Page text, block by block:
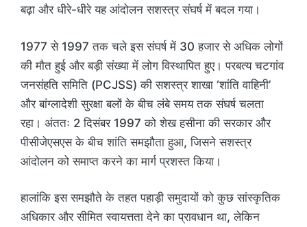
बढ़ा और धीरे-धीरे यह आंदोलन सशस्त्र संघर्ष में बदल गया।
1977 से 1997 तक चले इस संघर्ष में 30 हजार से अधिक लोगों
की मौत हुई और बड़ी संख्या में लोग विस्थापित हुए। परबत्य चटगांव
जनसंहति समिति (PCJSS) की सशस्त्र शाखा ‘शांति वाहिनी’
और बांग्लादेशी सुरक्षा बलों के बीच लंबे समय तक संघर्ष चलता
रहा। अंततः 2 दिसंबर 1997 को शेख हसीना की सरकार और
पीसीजेएसएस के बीच शांति समझौता हुआ, जिसने सशस्त्र
आंदोलन को समाप्त करने का मार्ग प्रशस्त किया।
हालांकि इस समझौते के तहत पहाड़ी समुदायों को कुछ सांस्कृतिक
अधिकार और सीमित स्वायत्तता देने का प्रावधान था, लेकिन